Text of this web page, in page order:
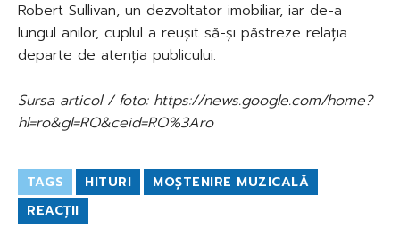
Robert Sullivan, un dezvoltator imobiliar, iar de-a
lungul anilor, cuplul a reușit să-și păstreze relația
departe de atenția publicului.
Sursa articol / foto: https://news.google.com/home?
hl=ro&gl=RO&ceid=RO%3Aro
TAGS HITURI
MOȘTENIRE MUZICALĂ
REACȚII